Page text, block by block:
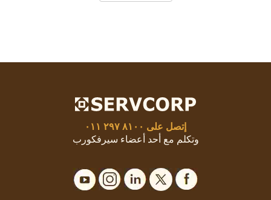
إتصل على ٨١٠٠ ٢٩٧ ٠١١
وتكلم مع أحد أعضاء سيرفكورب